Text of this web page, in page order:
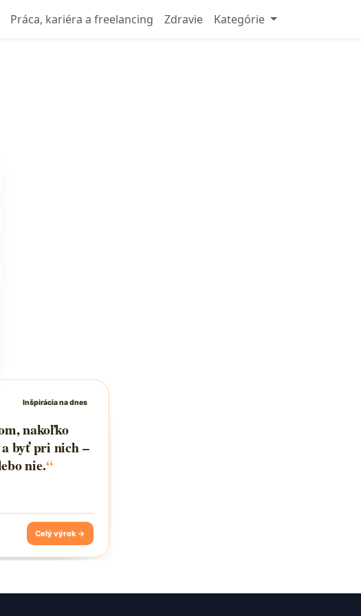
Práca, kariéra a freelancing Zdravie Kategórie